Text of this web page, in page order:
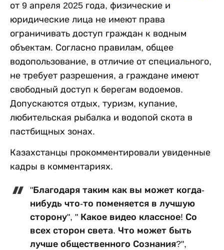
от 9 апреля 2025 года, физические и
юридические лица не имеют права
ограничивать доступ граждан к водным
объектам. Согласно правилам, общее
водопользование, в отличие от специального,
не требует разрешения, а граждане имеют
свободный доступ к берегам водоемов.
Допускаются отдых, туризм, купание,
любительская рыбалка и водопой скота в
пастбищных зонах.
Казахстанцы прокомментировали увиденные
кадры в комментариях.
"Благодаря таким как вы может когда-
нибудь что-то поменяется в лучшую
сторону", " Какое видео классное! Со
всех сторон света. Что может быть
лучше общественного Сознания?",